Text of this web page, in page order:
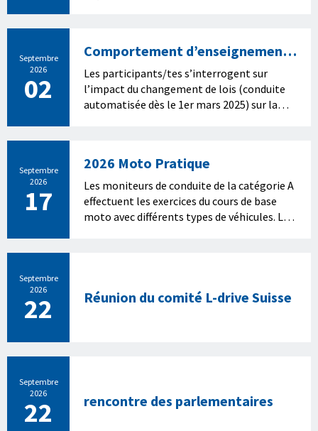
Septembre
2026
02
Comportement d’enseignement
et d’apprentissage avec IA
Les participants/tes s’interrogent sur
l’impact du changement de lois (conduite
automatisée dès le 1er mars 2025) sur la
Septembre
2026
17
2026 Moto Pratique
Les moniteurs de conduite de la catégorie A
effectuent les exercices du cours de base
moto avec différents types de véhicules. Les
l’utilisation de connaissances spécialisées
Septembre
2026
22 Réunion du comité L-drive Suisse
Septembre
2026
22 rencontre des parlementaires